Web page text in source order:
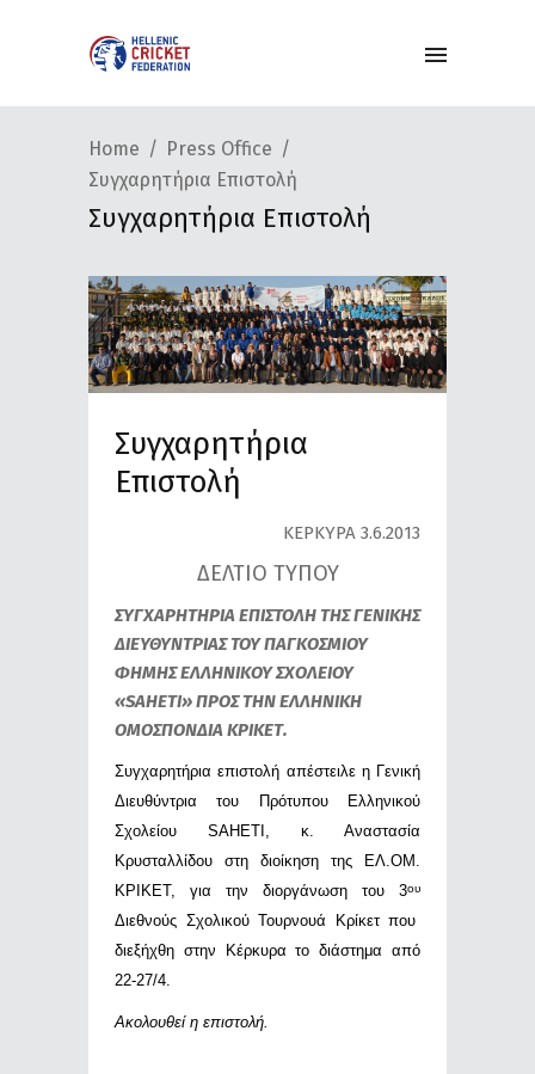
Home
Press Office
Συγχαρητήρια Επιστολή
Συγχαρητήρια Επιστολή
Συγχαρητήρια
Επιστολή
ΚΕΡΚΥΡΑ 3.6.2013
ΔΕΛΤΙΟ ΤΥΠΟΥ
ΣΥΓΧΑΡΗΤΗΡΙΑ ΕΠΙΣΤΟΛΗ ΤΗΣ ΓΕΝΙΚΗΣ
ΔΙΕΥΘΥΝΤΡΙΑΣ ΤΟΥ ΠΑΓΚΟΣΜΙΟΥ
ΦΗΜΗΣ ΕΛΛΗΝΙΚΟΥ ΣΧΟΛΕΙΟΥ
«SAHETI» ΠΡΟΣ ΤΗΝ ΕΛΛΗΝΙΚΗ
ΟΜΟΣΠΟΝΔΙΑ ΚΡΙΚΕΤ.
Συγχαρητήρια επιστολή απέστειλε η Γενική
Διευθύντρια του Πρότυπου Ελληνικού
Σχολείου SAHETI
, κ. Αναστασία
Κρυσταλλίδου στη διοίκηση της ΕΛ.ΟΜ.
ΚΡΙΚΕΤ, για την διοργάνωση του 3ου
Διεθνούς Σχολικού Τουρνουά Κρίκετ που
διεξήχθη στην Κέρκυρα το διάστημα από
22-27/4.
Ακολουθεί η επιστολή.